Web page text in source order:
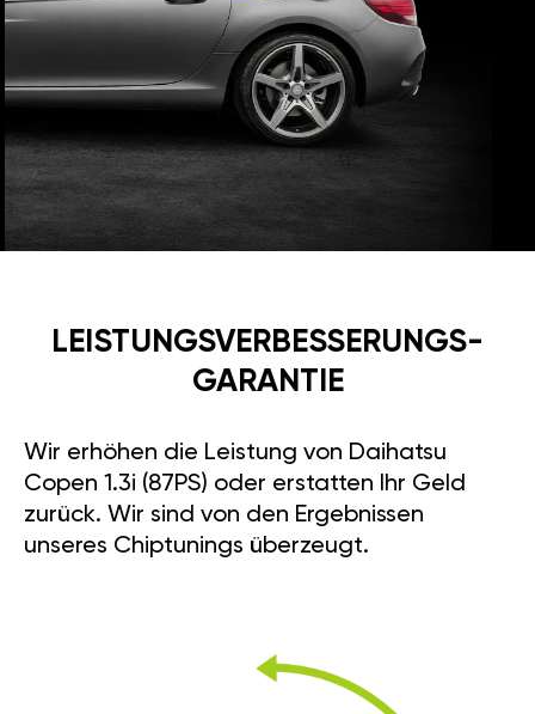
LEISTUNGSVERBESSE­RUNGS­
GARANTIE
Wir erhöhen die Leistung von Daihatsu
Copen 1.3i (87PS) oder erstatten Ihr Geld
zurück. Wir sind von den Ergebnissen
unseres Chiptunings überzeugt.